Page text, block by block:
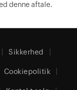
denne aftale.
Sikkerhed
Cookiepolitik